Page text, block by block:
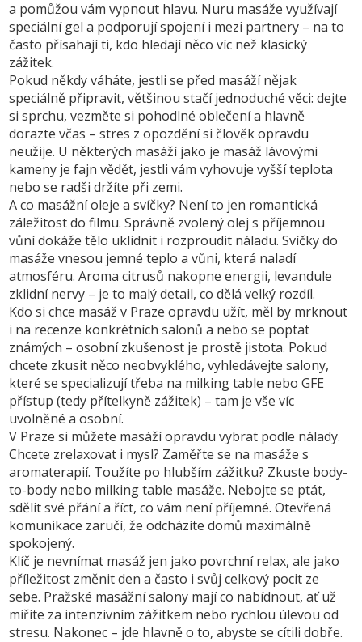
a pomůžou vám vypnout hlavu. Nuru masáže využívají
speciální gel a podporují spojení i mezi partnery – na to
často přísahají ti, kdo hledají něco víc než klasický
zážitek.
Pokud někdy váháte, jestli se před masáží nějak
speciálně připravit, většinou stačí jednoduché věci: dejte
si sprchu, vezměte si pohodlné oblečení a hlavně
dorazte včas – stres z opozdění si člověk opravdu
neužije. U některých masáží jako je masáž lávovými
kameny je fajn vědět, jestli vám vyhovuje vyšší teplota
nebo se radši držíte při zemi.
A co masážní oleje a svíčky? Není to jen romantická
záležitost do filmu. Správně zvolený olej s příjemnou
vůní dokáže tělo uklidnit i rozproudit náladu. Svíčky do
masáže vnesou jemné teplo a vůni, která naladí
atmosféru. Aroma citrusů nakopne energii, levandule
zklidní nervy – je to malý detail, co dělá velký rozdíl.
Kdo si chce masáž v Praze opravdu užít, měl by mrknout
i na recenze konkrétních salonů a nebo se poptat
známých – osobní zkušenost je prostě jistota. Pokud
chcete zkusit něco neobvyklého, vyhledávejte salony,
které se specializují třeba na milking table nebo GFE
přístup (tedy přítelkyně zážitek) – tam je vše víc
uvolněné a osobní.
V Praze si můžete masáží opravdu vybrat podle nálady.
Chcete zrelaxovat i mysl? Zaměřte se na masáže s
aromaterapií. Toužíte po hlubším zážitku? Zkuste body-
to-body nebo milking table masáže. Nebojte se ptát,
sdělit své přání a říct, co vám není příjemné. Otevřená
komunikace zaručí, že odcházíte domů maximálně
spokojený.
Klíč je nevnímat masáž jen jako povrchní relax, ale jako
příležitost změnit den a často i svůj celkový pocit ze
sebe. Pražské masážní salony mají co nabídnout, ať už
míříte za intenzivním zážitkem nebo rychlou úlevou od
stresu. Nakonec – jde hlavně o to, abyste se cítili dobře.